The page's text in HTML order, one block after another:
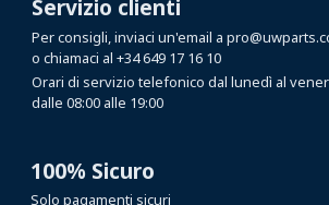
Servizio clienti
Per consigli, inviaci un'email a
o chiamaci al +34 649 17 16 10
Orari di servizio telefonico dal lunedì al
dalle 08:00 alle 19:00
100% Sicuro
Solo pagamenti sicuri